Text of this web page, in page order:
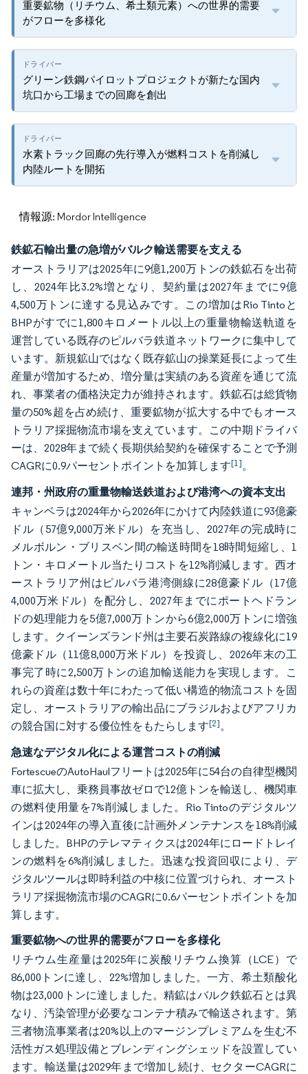
重要鉱物（リチウム、希土類元素）への世界的需要
がフローを多様化
グリーン鉄鋼パイロットプロジェクトが新たな国内
坑口から工場までの回廊を創出
水素トラック回廊の先行導入が燃料コストを削減し
内陸ルートを開拓
情報源: Mordor Intelligence
鉄鉱石輸出量の急増がバルク輸送需要を支える
オーストラリアは2025年に9億1,200万トンの鉄鉱石を出荷
し、2024年比3.2%増となり、契約量は2027年までに9億
4,500万トンに達する見込みです。この増加はRio Tintoと
BHPがすでに1,800キロメートル以上の重量物輸送軌道を
運営している既存のピルバラ鉄道ネットワークに集中して
います。新規鉱山ではなく既存鉱山の操業延長によって生
産量が増加するため、増分量は実績のある資産を通じて流
れ、事業者の価格決定力が維持されます。鉄鉱石は総貨物
量の50%超を占め続け、重要鉱物が拡大する中でもオース
トラリア採掘物流市場を支えています。この中期ドライバ
ーは、2028年まで続く長期供給契約を確保することで予測
CAGRに0.9パーセントポイントを加算します[1]。
連邦・州政府の重量物輸送鉄道および港湾への資本支出
キャンベラは2024年から2026年にかけて内陸鉄道に93億豪
ドル（57億9,000万米ドル）を充当し、2027年の完成時に
メルボルン・ブリスベン間の輸送時間を18時間短縮し、1
トン・キロメートル当たりコストを12%削減します。西オ
ーストラリア州はピルバラ港湾側線に28億豪ドル（17億
4,000万米ドル）を配分し、2027年までにポートヘドラン
ドの処理能力を5億7,000万トンから6億2,000万トンに増強
します。クイーンズランド州は主要石炭路線の複線化に19
億豪ドル（11億8,000万米ドル）を投資し、2026年末の工
事完了時に2,500万トンの追加輸送能力を実現します。こ
れらの資産は数十年にわたって低い構造的物流コストを固
定し、オーストラリアの輸出品にブラジルおよびアフリカ
の競合国に対する優位性をもたらします[2]。
急速なデジタル化による運営コストの削減
FortescueのAutoHaulフリートは2025年に54台の自律型機関
車に拡大し、乗務員事故ゼロで12億トンを輸送し、機関車
の燃料使用量を7%削減しました。Rio Tintoのデジタルツ
インは2024年の導入直後に計画外メンテナンスを18%削減
しました。BHPのテレマティクスは2024年にロードトレイ
ンの燃料を6%削減しました。迅速な投資回収により、デ
ジタルツールは即時利益の中核に位置づけられ、オースト
ラリア採掘物流市場のCAGRに0.6パーセントポイントを加
算します。
重要鉱物への世界的需要がフローを多様化
リチウム生産量は2025年に炭酸リチウム換算（LCE）で
86,000トンに達し、22%増加しました。一方、希土類酸化
物は23,000トンに達しました。精鉱はバルク鉄鉱石とは異
なり、汚染管理が必要なコンテナ積みで輸送されます。第
三者物流事業者は20%以上のマージンプレミアムを生む不
活性ガス処理設備とブレンディングシェッドを設置してい
ます。輸送量は2029年まで増加し続け、セクターCAGRに